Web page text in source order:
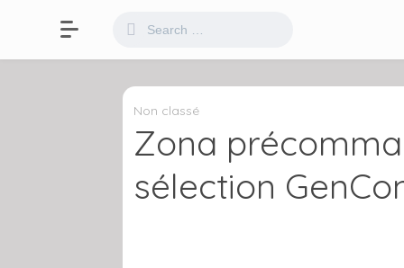
Non classé
Zona
sélection